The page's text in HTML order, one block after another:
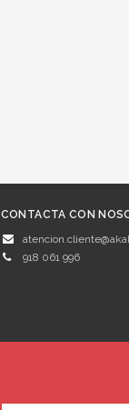
CONTACTA CON
918 061 996